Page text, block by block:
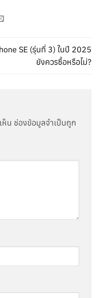
SE (รุ่นที่ 3) ในปี 2025
ยังควรซื้อหรือไม่?
ห็น ช่องข้อมูลจำเป็นถูก